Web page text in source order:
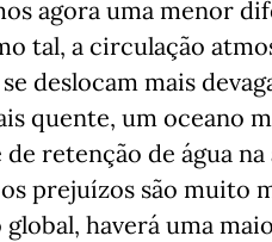
agora uma menor
tal, a circulação
deslocam mais
quente, um oceano
de retenção de água
prejuízos são muito
haverá uma